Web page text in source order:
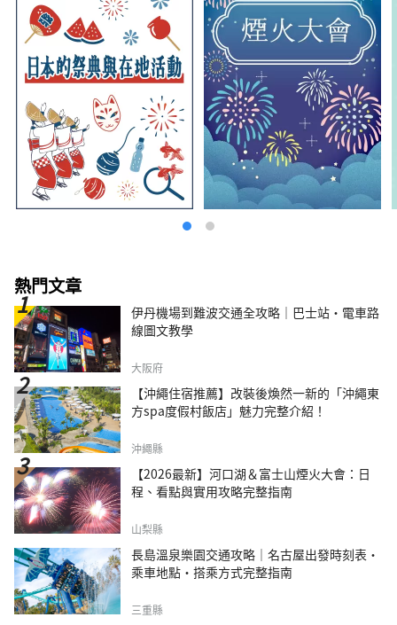
熱門文章
伊丹機場到難波交通全攻略｜巴士站・電車路
線圖文教學
大阪府
【沖繩住宿推薦】改裝後煥然一新的「沖繩東
方spa度假村飯店」魅力完整介紹！
沖繩縣
【2026最新】河口湖＆富士山煙火大會：日
程、看點與實用攻略完整指南
山梨縣
長島溫泉樂園交通攻略｜名古屋出發時刻表・
乘車地點・搭乘方式完整指南
三重縣